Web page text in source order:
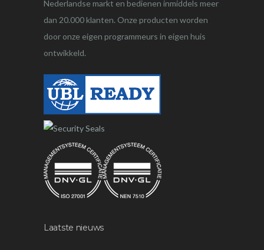
Nederlandse markt en bedienen inmiddels meer
dan 20.000 klanten. Onze producten worden
door onze eigen programmeurs in eigen huis
ontwikkeld.
Laatste nieuws